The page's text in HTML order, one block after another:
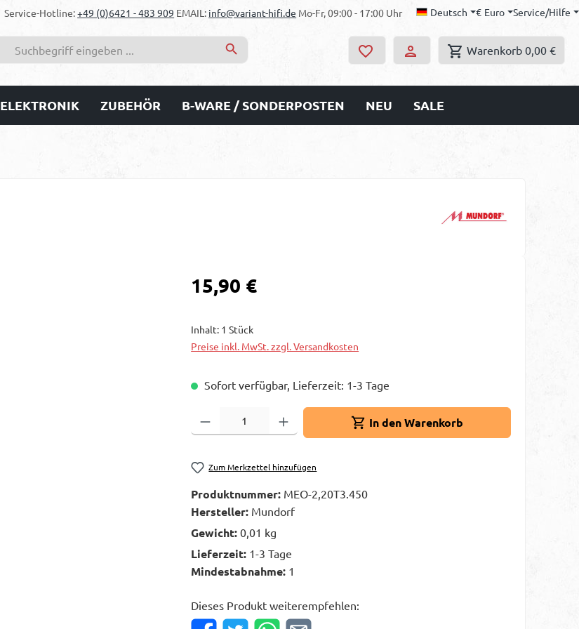
Service-Hotline:+49 (0)6421 - 483 909 EMAIL: info@variant-hifi.de Mo-Fr, 09:00 - 17:00 Uhr Deutsch € Euro Service/Hilfe
Warenkorb 0,00 €
ELEKTRONIK ZUBEHÖR B-WARE / SONDERPOSTEN NEU SALE
Regulärer Preis:
15,90 €
Inhalt: 1 Stück
Preise inkl. MwSt. zzgl. Versandkosten
Sofort verfügbar, Lieferzeit: 1-3 Tage
Produkt Anzahl: Gib den gewünschten Wert ein oder benutze die Schaltflächen um die
In den Warenkorb
Zum Merkzettel hinzufügen
Produktnummer: MEO-2,20T3.450
Hersteller: Mundorf
Gewicht:0,01 kg
Lieferzeit: 1-3 Tage
Mindestabnahme: 1
Dieses Produkt weiterempfehlen: